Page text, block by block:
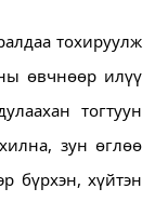
тохируулж
өвчнөөр илүү
тогтуун
зун өглөө
бүрхэн, хүйтэн